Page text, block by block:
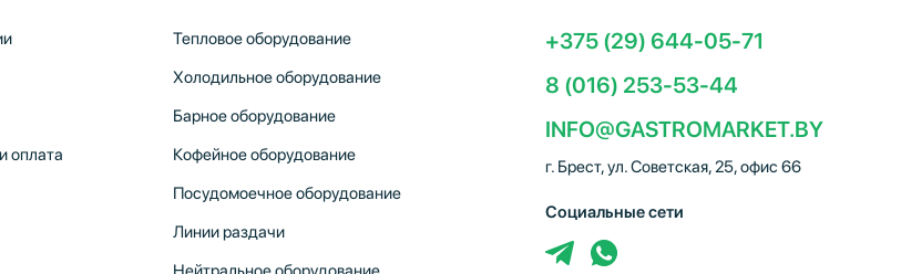
оплата
Тепловое оборудование
Холодильное оборудование
Барное оборудование
Кофейное оборудование
Посудомоечное оборудование
Линии раздачи
+375 (29) 644-05-71
8 (016) 253-53-44
INFO@GASTROMARKET.BY
г. Брест, ул. Советская, 25, офис 66
Социальные сети